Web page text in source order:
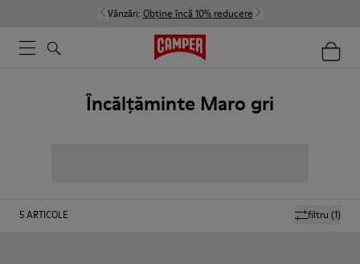
Vânzări: Obține încă 10% reducere
Încălțăminte Maro gri
filtru (1)
5ARTICOLE